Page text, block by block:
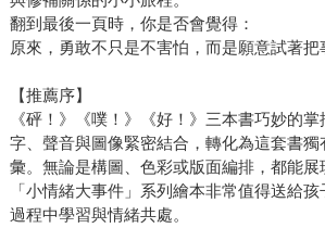
翻到最後一頁時，你是否會覺得：
原來，勇敢不只是不害怕，而是願意試著把
【推薦序】
《砰！》《噗！》《好！》三本書巧妙的
字、聲音與圖像緊密結合，轉化為這套書
彙。無論是構圖、色彩或版面編排，都能展
「小情緒大事件」系列繪本非常值得送給
過程中學習與情緒共處。